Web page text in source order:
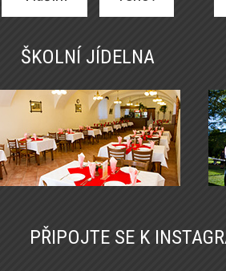
ŠKOLNÍ JÍDELNA
PŘIPOJTE SE K